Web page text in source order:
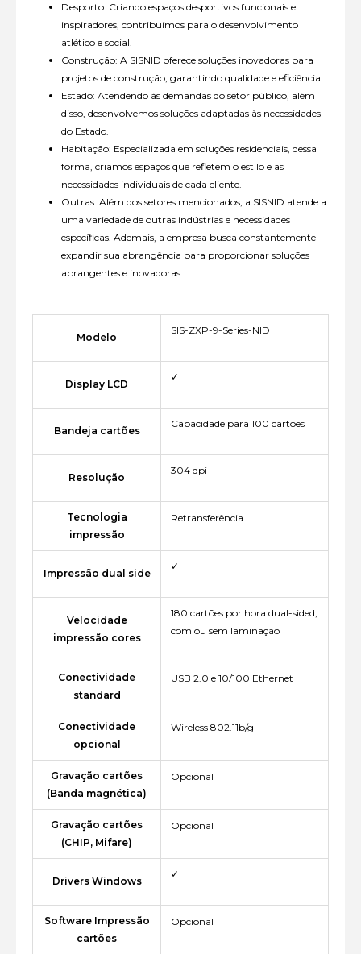
Desporto: Criando espaços desportivos funcionais e
inspiradores, contribuímos para o desenvolvimento
atlético e social.
Construção: A SISNID oferece soluções inovadoras para
projetos de construção, garantindo qualidade e eficiência.
Estado: Atendendo às demandas do setor público, além
disso, desenvolvemos soluções adaptadas às necessidades
do Estado.
Habitação: Especializada em soluções residenciais, dessa
forma, criamos espaços que refletem o estilo e as
necessidades individuais de cada cliente.
Outras: Além dos setores mencionados, a SISNID atende a
uma variedade de outras indústrias e necessidades
específicas. Ademais, a empresa busca constantemente
expandir sua abrangência para proporcionar soluções
abrangentes e inovadoras.
Modelo
SIS-ZXP-9-Series-NID
Display LCD
✓
Bandeja cartões
Capacidade para 100 cartões
Resolução
304 dpi
Tecnologia
impressão
Retransferência
Impressão dual side
✓
Velocidade
impressão cores
180 cartões por hora dual-sided,
com ou sem laminação
Conectividade
standard
USB 2.0 e 10/100 Ethernet
Conectividade
opcional
Wireless 802.11b/g
Gravação cartões
(Banda magnética)
Opcional
Gravação cartões
(CHIP, Mifare)
Opcional
Drivers Windows
✓
Software Impressão
cartões
Opcional